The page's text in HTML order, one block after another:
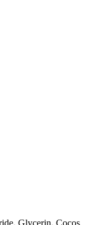
Glycerin, Cocos